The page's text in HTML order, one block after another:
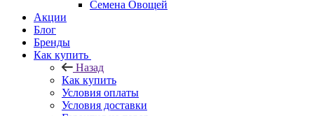
Семена Овощей
Акции
Блог
Бренды
Как купить
Назад
Как купить
Условия оплаты
Условия доставки